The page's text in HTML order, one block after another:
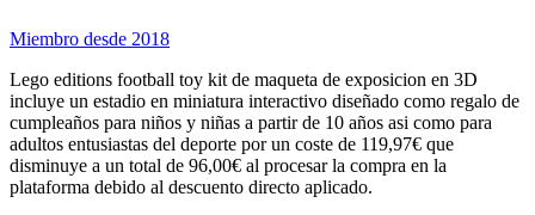
Miembro desde 2018
Lego editions football toy kit de maqueta de exposicion en 3D
incluye un estadio en miniatura interactivo diseñado como regalo de
cumpleaños para niños y niñas a partir de 10 años asi como para
adultos entusiastas del deporte por un coste de 119,97€ que
disminuye a un total de 96,00€ al procesar la compra en la
plataforma debido al descuento directo aplicado.